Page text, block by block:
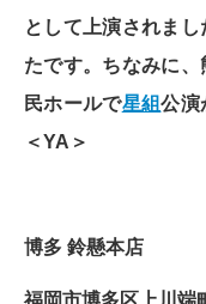
として上演されま
たです。ちなみに
民ホールで星組公演
＜YA＞
博多 鈴懸本店
福岡市博多区上川端